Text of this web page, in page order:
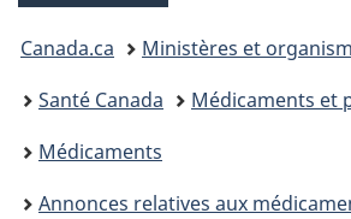
Vous
êtes
ici :
Canada.ca
Ministères et
Santé Canada
Médicaments et
Médicaments
Annonces relatives aux